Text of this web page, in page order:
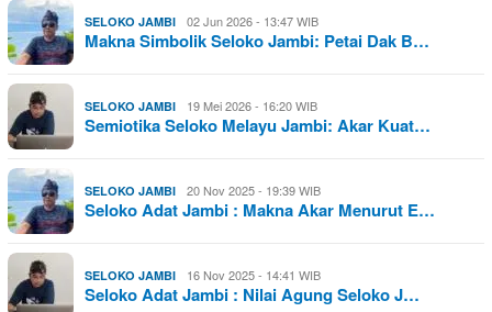
SELOKO JAMBI 02 Jun 2026 - 13:47 WIB
Makna Simbolik Seloko Jambi: Petai Dak B…
SELOKO JAMBI 19 Mei 2026 - 16:20 WIB
Semiotika Seloko Melayu Jambi: Akar Kuat…
SELOKO JAMBI 20 Nov 2025 - 19:39 WIB
Seloko Adat Jambi : Makna Akar Menurut E…
SELOKO JAMBI 16 Nov 2025 - 14:41 WIB
Seloko Adat Jambi : Nilai Agung Seloko J…